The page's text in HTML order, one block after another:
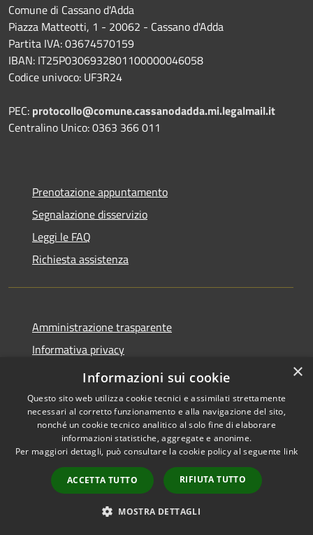
Comune di Cassano d'Adda
Piazza Matteotti, 1 - 20062 - Cassano d'Adda
Partita IVA: 03674570159
IBAN: IT25P0306932801100000046058
Codice univoco: UF3R24
PEC: protocollo@comune.cassanodadda.mi.legalmail.it
Centralino Unico: 0363 366 011
Prenotazione appuntamento
Segnalazione disservizio
Leggi le FAQ
Richiesta assistenza
Amministrazione trasparente
Informativa privacy
Dichiarazione di accessibilità
Accessibilità
Copyright © 2026 • Comune di
Cassano d'Adda • Powered by
Municipium Accesso
×
Informazioni sui cookie
Questo sito web utilizza cookie tecnici e assimilati strettamente
necessari al corretto funzionamento e alla navigazione del sito,
nonché un cookie tecnico analitico al solo fine di elaborare
informazioni statistiche, aggregate e anonime.
Per maggiori dettagli, può consultare la cookie policy al seguente link
ACCETTA TUTTO RIFIUTA TUTTO
MOSTRA DETTAGLI